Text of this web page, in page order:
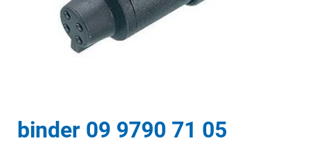
binder 09 9790 71 05